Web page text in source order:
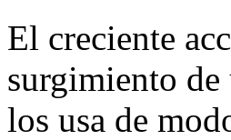
El creciente
surgimiento de
los usa de